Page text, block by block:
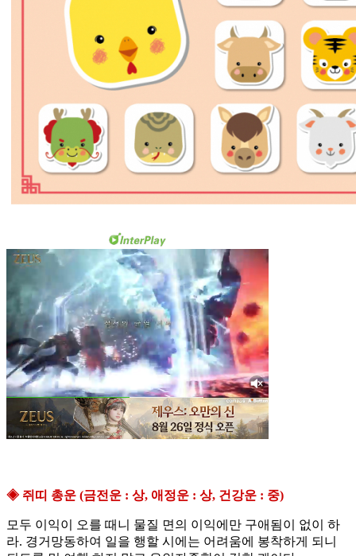
◈ 쥐띠 총운 (금전운 : 상, 애정운 : 상, 건강운 : 중)
모두 이익이 오를 때니 물질 면의 이익에만 구애됨이 없이 하
라. 경거망동하여 일을 행할 시에는 어려움에 봉착하게 되니